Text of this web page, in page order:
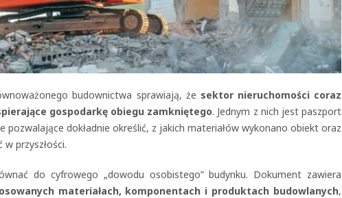
budownictwa sprawiają, że sektor nieruchomości coraz
gospodarkę obiegu zamkniętego. Jednym z nich jest paszport
pozwalające dokładnie określić, z jakich materiałów wykonano obiekt oraz
przyszłości.
do cyfrowego „dowodu osobistego” budynku. Dokument zawiera
materiałach, komponentach i produktach budowlanych,